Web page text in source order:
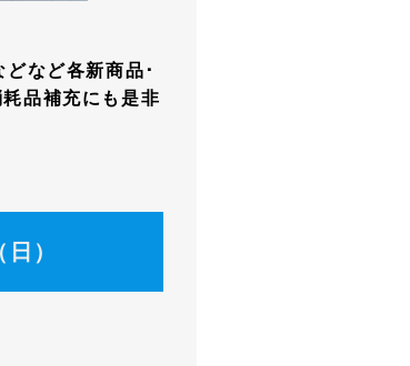
など各新商品･
品補充にも是非
）